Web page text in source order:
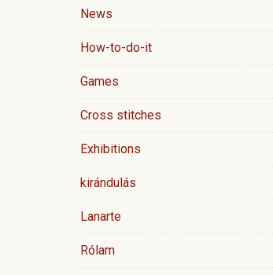
News
How-to-do-it
Games
Cross stitches
Exhibitions
kirándulás
Lanarte
Rólam